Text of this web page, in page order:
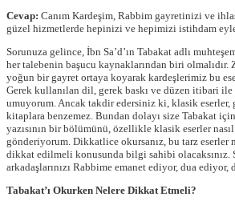
Cevap: Canım Kardeşim, Rabbim gayretinizi ve
güzel hizmetlerde hepinizi ve hepimizi istihdam
Sorunuza gelince, İbn Sa’d’ın Tabakat adlı
her talebenin başucu kaynaklarından biri olmalıdır.
yoğun bir gayret ortaya koyarak kardeşlerimiz bu
Gerek kullanılan dil, gerek baskı ve düzen itibari
umuyorum. Ancak takdir edersiniz ki, klasik eserler,
kitaplara benzemez. Bundan dolayı size Tabakat
yazısının bir bölümünü, özellikle klasik eserler
gönderiyorum. Dikkatlice okursanız, bu tarz eserler
dikkat edilmeli konusunda bilgi sahibi olacaksınız.
arkadaşlarınızı Rabbime emanet ediyor, dua
Tabakat’ı Okurken Nelere Dikkat Etmeli?